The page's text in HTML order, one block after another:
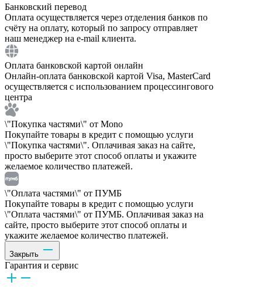
Банковский перевод
Оплата осуществляется через отделения банков по
счёту на оплату, который по запросу отправляет
наш менеджер на e-mail клиента.
Оплата банковской картой онлайн
Онлайн-оплата банковской картой Visa, MasterCard
осуществляется с использованием процессингового
центра
\"Покупка частями\" от Mono
Покупайте товары в кредит с помощью услуги
\"Покупка частями\". Оплачивая заказ на сайте,
просто выберите этот способ оплаты и укажите
желаемое количество платежей.
\"Оплата частями\" от ПУМБ
Покупайте товары в кредит с помощью услуги
\"Оплата частями\" от ПУМБ. Оплачивая заказ на
сайте, просто выберите этот способ оплаты и
укажите желаемое количество платежей.
Закрыть
Гарантия и сервис